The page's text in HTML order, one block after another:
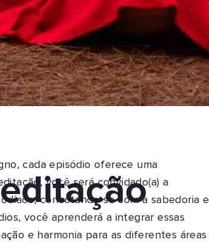
cada episódio oferece uma
você será convidado(a) a
conectando-se com a sabedoria e
você aprenderá a integrar essas
e harmonia para as diferentes áreas